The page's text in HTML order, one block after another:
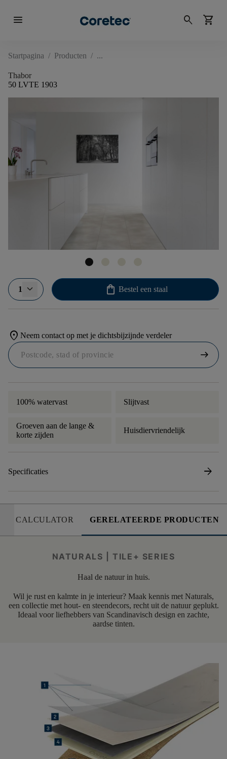
menu search shopping_cart
Startpagina / Producten /
Thabor
50 LVTE 1903
1 shopping_bag Bestel een staal
location_on Neem contact op met je dichtsbijzijnde verdeler
arrow_right_alt
100% watervast Slijtvast
Groeven aan de lange &
korte zijden
Huisdiervriendelijk
Specificaties arrow_forward
CALCULATOR GERELATEERDE PRODUCTEN
NATURALS | TILE+ SERIES
Haal de natuur in huis.
Wil je rust en kalmte in je interieur? Maak kennis met Naturals,
een collectie met hout- en steendecors, recht uit de natuur geplukt.
Ideaal voor liefhebbers van Scandinavisch design en zachte,
aardse tinten.